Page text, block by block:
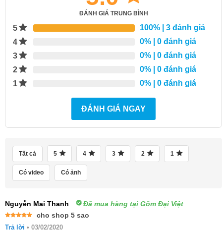
ĐÁNH GIÁ TRUNG BÌNH
5 100% | 3 đánh giá
4
0% | 0 đánh giá
3
0% | 0 đánh giá
2
0% | 0 đánh giá
1
0% | 0 đánh giá
ĐÁNH GIÁ NGAY
Tất cả 5 4 3 2 1
Có video Có ảnh
Nguyễn Mai Thanh Đã mua hàng tại Gốm Đại Việt
hạng55
cho shop 5 sao
Trả lời • 03/02/2020